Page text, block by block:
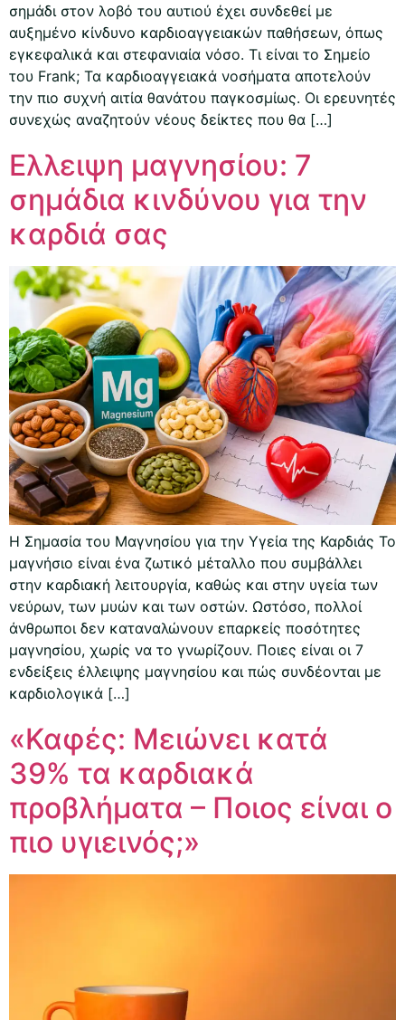
σημάδι στον λοβό του αυτιού έχει συνδεθεί με
αυξημένο κίνδυνο καρδιοαγγειακών παθήσεων, όπως
εγκεφαλικά και στεφανιαία νόσο. Τι είναι το Σημείο
του Frank; Τα καρδιοαγγειακά νοσήματα αποτελούν
την πιο συχνή αιτία θανάτου παγκοσμίως. Οι ερευνητές
συνεχώς αναζητούν νέους δείκτες που θα […]
Ελλειψη μαγνησίου: 7
σημάδια κινδύνου για την
καρδιά σας
Η Σημασία του Μαγνησίου για την Υγεία της Καρδιάς Το
μαγνήσιο είναι ένα ζωτικό μέταλλο που συμβάλλει
στην καρδιακή λειτουργία, καθώς και στην υγεία των
νεύρων, των μυών και των οστών. Ωστόσο, πολλοί
άνθρωποι δεν καταναλώνουν επαρκείς ποσότητες
μαγνησίου, χωρίς να το γνωρίζουν. Ποιες είναι οι 7
ενδείξεις έλλειψης μαγνησίου και πώς συνδέονται με
καρδιολογικά […]
«Καφές: Μειώνει κατά
39% τα καρδιακά
προβλήματα – Ποιος είναι ο
πιο υγιεινός;»